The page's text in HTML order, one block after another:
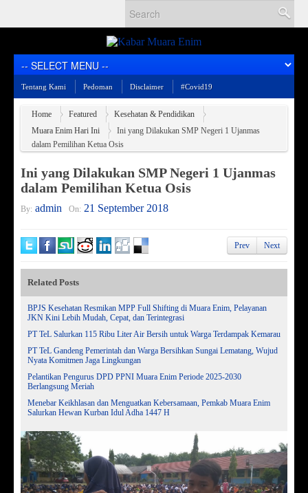
Tentang Kami Pedoman Disclaimer #Covid19
Home Featured
Kesehatan & Pendidikan
Muara Enim Hari Ini
Ini yang Dilakukan SMP Negeri 1 Ujanmas
dalam Pemilihan Ketua Osis
Ini yang Dilakukan SMP Negeri 1 Ujanmas
dalam Pemilihan Ketua Osis
By: admin On: 21 September 2018
Prev Next
Related Posts
BPJS Kesehatan Resmikan MPP Full Shifting di Muara Enim, Pelayanan
JKN Kini Lebih Mudah, Cepat, dan Terintegrasi
PT TeL Salurkan 115 Ribu Liter Air Bersih untuk Warga Terdampak Kemarau
PT TeL Gandeng Pemerintah dan Warga Bersihkan Sungai Lematang, Wujud
Nyata Komitmen Jaga Lingkungan
Pelantikan Pengurus DPD PPNI Muara Enim Periode 2025-2030
Berlangsung Meriah
Menebar Keikhlasan dan Menguatkan Kebersamaan, Pemkab Muara Enim
Salurkan Hewan Kurban Idul Adha 1447 H